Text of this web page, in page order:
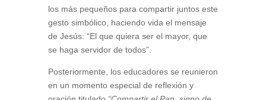
los más pequeños para compartir juntos este
gesto simbólico, haciendo vida el mensaje
de Jesús: “El que quiera ser el mayor, que
se haga servidor de todos”.
Posteriormente, los educadores se reunieron
en un momento especial de reflexión y